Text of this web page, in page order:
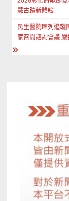
章
導
覽
慧古蹟新體驗
民生醫院匡列追蹤
家召開諮詢會議